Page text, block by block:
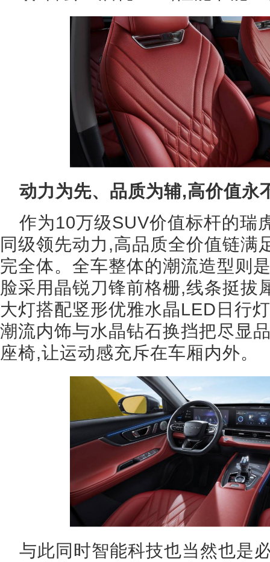
动力为先、品质为辅,高价值永
作为10万级SUV价值标杆的瑞
同级领先动力,高品质全价值链满
完全体。全车整体的潮流造型则
脸采用晶锐刀锋前格栅,线条挺拔
大灯搭配竖形优雅水晶LED日行
潮流内饰与水晶钻石换挡把尽显
座椅,让运动感充斥在车厢内外。
与此同时智能科技也当然也是